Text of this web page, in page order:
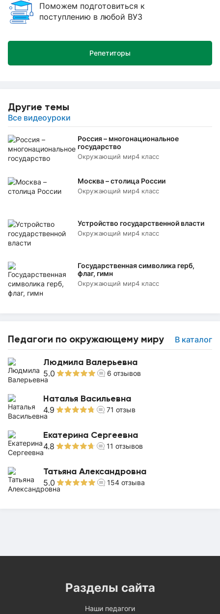
Другие темы
Все видеоуроки
Россия – многонациональное
государство
Окружающий мир4 класс
Москва – столица России
Окружающий мир4 класс
Устройство государственной власти
Окружающий мир4 класс
Государственная символика герб,
флаг, гимн
Окружающий мир4 класс
Педагоги по окружающему миру В каталог
Людмила Валерьевна
5.0 6 отзывов
Наталья Васильевна
4.9 71 отзыв
Екатерина Сергеевна
4.8 11 отзывов
Татьяна Александровна
5.0 154 отзыва
Поможем подготовиться к
поступлению в любой ВУЗ
Репетиторы
Разделы сайта
Наши педагоги